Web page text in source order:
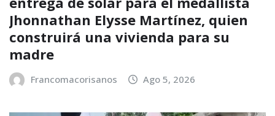
Jhonnathan Elysse Martínez, quien
construirá una vivienda para su
madre
Francomacorisanos Ago 5, 2026